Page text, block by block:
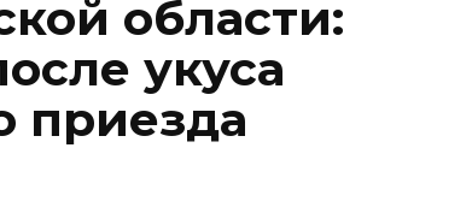
области:
укуса
приезда